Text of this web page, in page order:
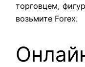
торговцем,
возьмите Forex.